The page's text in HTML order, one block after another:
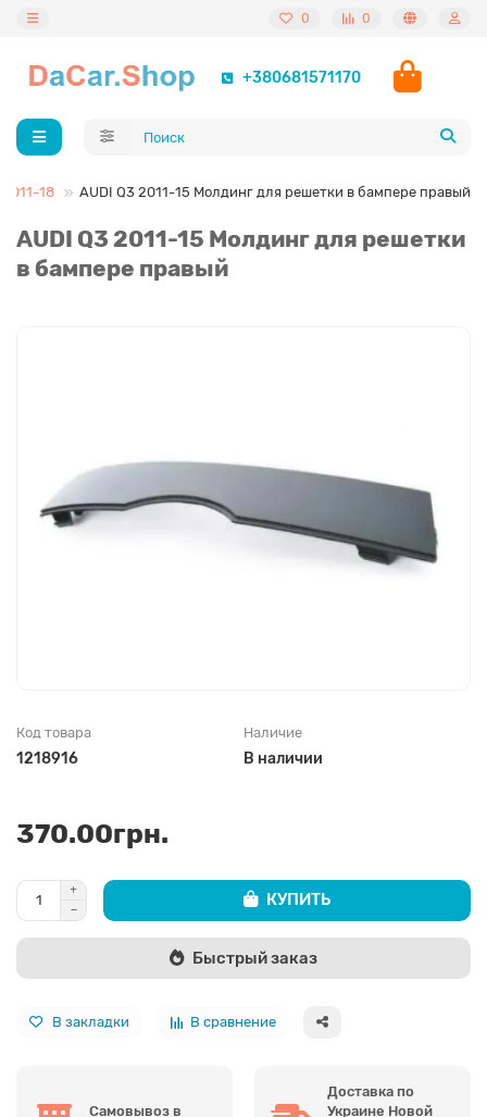
0 0
+380681571170
2011-18 AUDI Q3 2011-15 Молдинг для решетки в бампере правый
AUDI Q3 2011-15 Молдинг для решетки
в бампере правый
Код товара
1218916
Наличие
В наличии
370.00грн.
КУПИТЬ
Быстрый заказ
В закладки В сравнение
Самовывоз в
Доставка по
Украине Новой